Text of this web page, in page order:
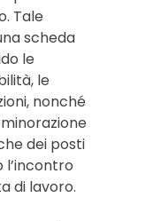
Tale
scheda
le
le
nonché
dei posti
l’incontro
di lavoro.